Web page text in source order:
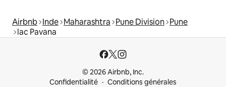
Airbnb Inde Maharashtra Pune Division Pune
lac Pavana
© 2026 Airbnb, Inc.
Confidentialité
Conditions générales